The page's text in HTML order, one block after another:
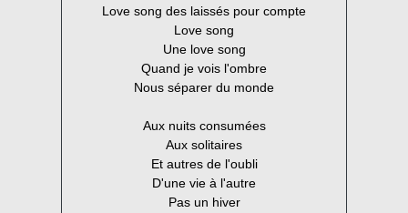
Love song des laissés pour compte
Love song
Une love song
Quand je vois l'ombre
Nous séparer du monde
Aux nuits consumées
Aux solitaires
Et autres de l'oubli
D'une vie à l'autre
Pas un hiver